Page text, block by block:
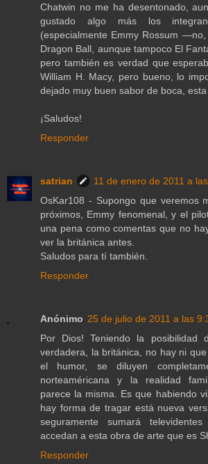
Chatwin no me ha desentonado,
gustado algo más los
(especialmente Emmy Rossum
Dragon Ball, aunque tampoco El
pero también es verdad que
William H. Macy, pero bueno, lo
dejado muy buen sabor de boca, esta
¡Saludos!
Responder
satrian
11 de enero de 2011 a
OsKar108 - Supongo que veremos
próximos, Emmy fenomenal, y el
una pena como comentas que no
ver la británica antes.
Saludos para tí también.
Responder
Anónimo 25 de julio de 2011 a las
Por Dios! Teniendo la posibilidad
verdadera, la británica, no hay ni que
el humor, se diluyen
norteaméricana y la realidad
parece la misma. Es que habiendo
hay forma de tragar está nueva
seguramente sumará
accedan a esta obra de arte que es
Responder